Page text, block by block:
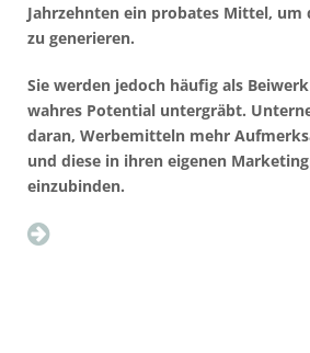
Jahrzehnten ein probates Mittel, um
zu generieren.
Sie werden jedoch häufig als
wahres Potential untergräbt.
daran, Werbemitteln mehr
und diese in ihren eigenen
einzubinden.